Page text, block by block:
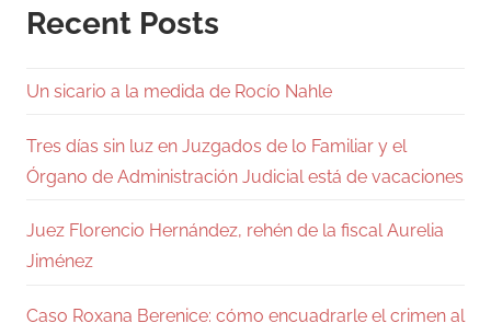
Recent Posts
Un sicario a la medida de Rocío Nahle
Tres días sin luz en Juzgados de lo Familiar y el
Órgano de Administración Judicial está de vacaciones
Juez Florencio Hernández, rehén de la fiscal Aurelia
Jiménez
Caso Roxana Berenice: cómo encuadrarle el crimen al